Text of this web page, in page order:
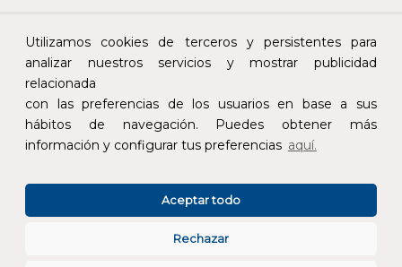
Utilizamos cookies de terceros y persistentes para
analizar nuestros servicios y mostrar publicidad
relacionada
con las preferencias de los usuarios en base a sus
hábitos de navegación. Puedes obtener más
información y configurar tus preferencias aquí.
Rechazar
Aceptar todo
Atención al cliente